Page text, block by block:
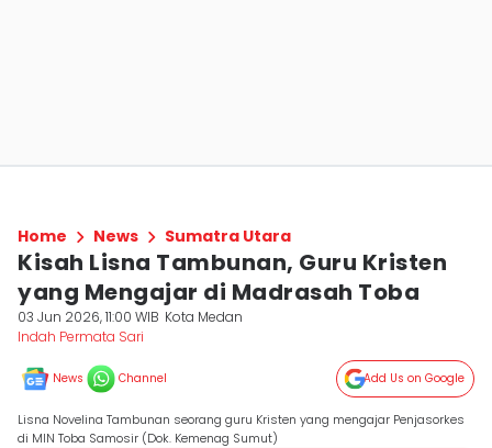
Home News Sumatra Utara
Kisah Lisna Tambunan, Guru Kristen
yang Mengajar di Madrasah Toba
03 Jun 2026, 11:00 WIB Kota Medan
Indah Permata Sari
News Channel Add Us on Google
Lisna Novelina Tambunan seorang guru Kristen yang mengajar Penjasorkes
di MIN Toba Samosir (Dok. Kemenag Sumut)